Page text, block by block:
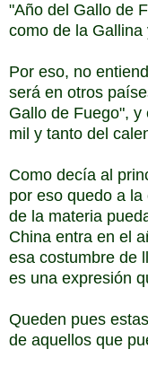
"Año del Gallo de
como de la Gallina
Por eso, no
será en otros
Gallo de Fuego",
mil y tanto del
Como decía al
por eso quedo a
de la materia
China entra en el
esa costumbre de
es una expresión
Queden pues
de aquellos que